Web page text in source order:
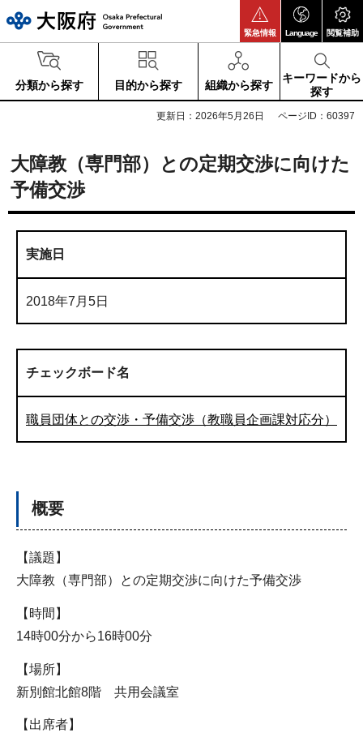
緊急情報 Language 閲覧補助
分類から探す 目的から探す 組織から探す
キーワードから
探す
更新日：2026年5月26日 ページID：60397
大障教（専門部）との定期交渉に向けた
予備交渉
実施日
2018年7月5日
チェックボード名
職員団体との交渉・予備交渉（教職員企画課対応分）
概要
【議題】
大障教（専門部）との定期交渉に向けた予備交渉
【時間】
14時00分から16時00分
【場所】
新別館北館8階 共用会議室
【出席者】